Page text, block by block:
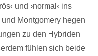
und ›normal‹ ins
Montgomery hegen
zu den Hybriden
fühlen sich beide